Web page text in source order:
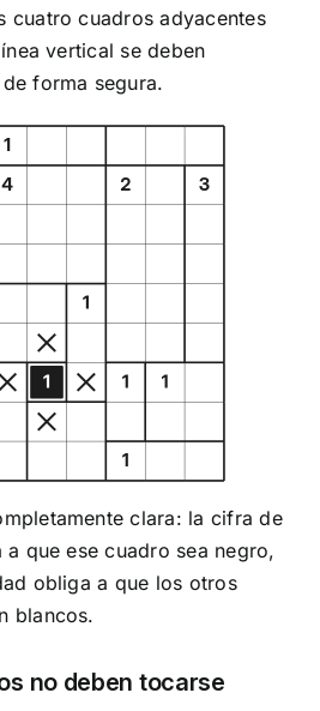
cuatro cuadros adyacentes
vertical se deben
forma segura.
clara: la cifra de
que ese cuadro sea negro,
obliga a que los otros
blancos.
no deben tocarse